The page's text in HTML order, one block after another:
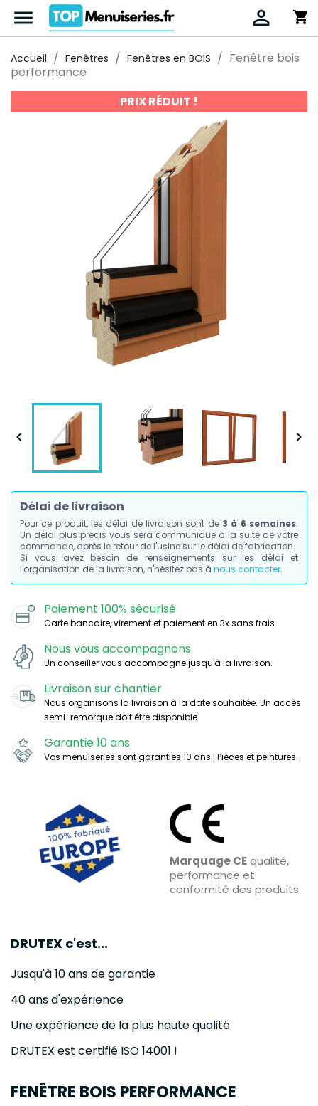
 shopping_cart

Accueil Fenêtres Fenêtres en BOIS
Fenêtre bois
performance
PRIX RÉDUIT !
 
Délai de livraison
Pour ce produit, les délai de livraison sont de 3 à 6 semaines.
Un délai plus précis vous sera communiqué à la suite de votre
commande, après le retour de l'usine sur le délai de fabrication.
Si vous avez besoin de renseignements sur les délai et
l'organisation de la livraison, n'hésitez pas à nous contacter.
Paiement 100% sécurisé
Carte bancaire, virement et paiement en 3x sans frais
Nous vous accompagnons
Un conseiller vous accompagne jusqu'à la livraison.
Livraison sur chantier
Nous organisons la livraison à la date souhaitée. Un accès
semi-remorque doit être disponible.
Garantie 10 ans
Vos menuiseries sont garanties 10 ans ! Pièces et peintures.
Marquage CEqualité,
performance et
conformité des produits
DRUTEX c'est...
Jusqu'à 10 ans de garantie
40 ans d'expérience
Une expérience de la plus haute qualité
DRUTEX est certifié ISO 14001 !
FENÊTRE BOIS PERFORMANCE